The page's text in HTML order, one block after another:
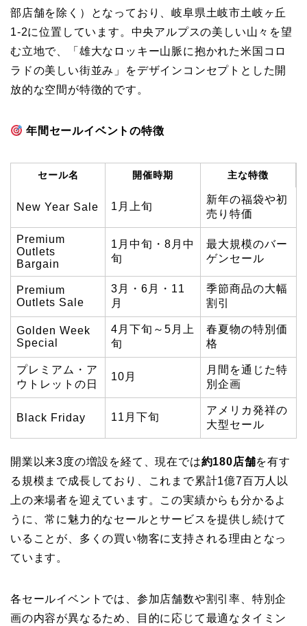
部店舗を除く）となっており、岐阜県土岐市土岐ヶ丘
1-2に位置しています。中央アルプスの美しい山々を望
む立地で、「雄大なロッキー山脈に抱かれた米国コロ
ラドの美しい街並み」をデザインコンセプトとした開
放的な空間が特徴的です。
年間セールイベントの特徴
セール名 開催時期 主な特徴
New Year Sale 1月上旬
新年の福袋や初
売り特価
Premium
Outlets
Bargain
1月中旬・8月中
旬
最大規模のバー
ゲンセール
Premium
Outlets Sale
3月・6月・11
月
季節商品の大幅
割引
Golden Week
Special
4月下旬～5月上
旬
春夏物の特別価
格
プレミアム・ア
ウトレットの日
10月
月間を通じた特
別企画
Black Friday 11月下旬
アメリカ発祥の
大型セール
開業以来3度の増設を経て、現在では約180店舗を有す
る規模まで成長しており、これまで累計1億7百万人以
上の来場者を迎えています。この実績からも分かるよ
うに、常に魅力的なセールとサービスを提供し続けて
いることが、多くの買い物客に支持される理由となっ
ています。
各セールイベントでは、参加店舗数や割引率、特別企
画の内容が異なるため、目的に応じて最適なタイミン